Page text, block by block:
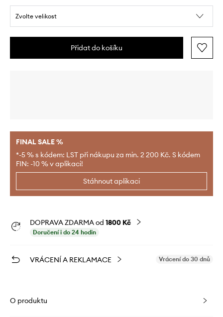
Zvolte velikost
Přidat do košíku
FINAL SALE %
*-5 % s kódem: LST při nákupu za min. 2 200 Kč. S kódem
FIN: -10 % v aplikaci!
Stáhnout aplikaci
DOPRAVA ZDARMA od 1800 Kč
Doručení i do 24 hodin
VRÁCENÍ A REKLAMACE Vrácení do 30 dnů
O produktu